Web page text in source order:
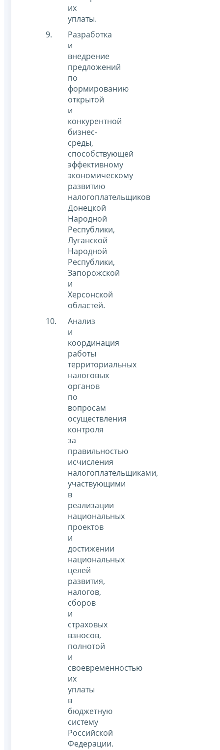
их
уплаты.
Разработка
и
внедрение
предложений
по
формированию
открытой
и
конкурентной
бизнес-
среды,
способствующей
эффективному
экономическому
развитию
налогоплательщиков
Донецкой
Народной
Республики,
Луганской
Народной
Республики,
Запорожской
и
Херсонской
областей.
Анализ
и
координация
работы
территориальных
налоговых
органов
по
вопросам
осуществления
контроля
за
правильностью
исчисления
налогоплательщиками,
участвующими
в
реализации
национальных
проектов
и
достижении
национальных
целей
развития,
налогов,
сборов
и
страховых
взносов,
полнотой
и
своевременностью
их
уплаты
в
бюджетную
систему
Российской
Федерации.